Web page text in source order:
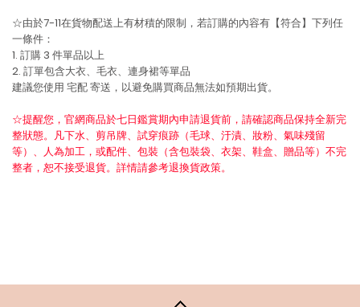
☆由於7-11在貨物配送上有材積的限制，若訂購的內容有【符合】下列任
一條件：
1. 訂購 3 件單品以上
2. 訂單包含大衣、毛衣、連身裙等單品
建議您使用 宅配寄送，以避免購買商品無法如預期出貨。
☆提醒您，官網商品於七日鑑賞期內申請退貨前，請確認商品保持全新完
整狀態。凡下水、剪吊牌、試穿痕跡（毛球、汙漬、妝粉、氣味殘留
等）、人為加工，或配件、包裝（含包裝袋、衣架、鞋盒、贈品等）不完
整者，恕不接受退貨。詳情請參考退換貨政策。